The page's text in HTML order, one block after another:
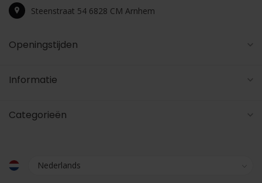
Steenstraat 54 6828 CM Arnhem
Openingstijden
Informatie
Categorieën